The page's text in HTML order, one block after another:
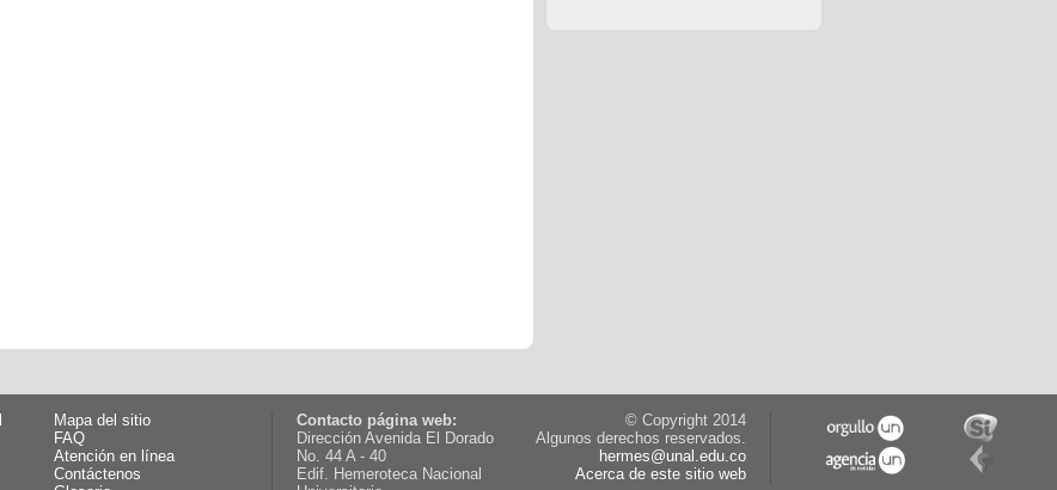
Mapa del sitio
FAQ
Atención en línea
Contáctenos
Contacto página web:
Dirección Avenida El Dorado
No. 44 A - 40
Edif. Hemeroteca Nacional
© Copyright 2014
Algunos derechos reservados.
hermes@unal.edu.co
Acerca de este sitio web